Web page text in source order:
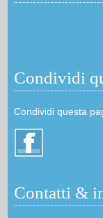
Condividi
Condividi questa
Contatti &